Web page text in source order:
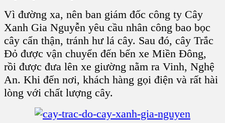
Vì đường xa, nên ban giám đốc công ty Cây
Xanh Gia Nguyễn yêu cầu nhân công bao bọc
cây cẩn thận, tránh hư lá cây. Sau đó, cây Trắc
Đỏ được vận chuyển đến bến xe Miền Đông,
rồi được đưa lên xe giường nằm ra Vinh, Nghệ
An. Khi đến nơi, khách hàng gọi điện và rất hài
lòng với chất lượng cây.